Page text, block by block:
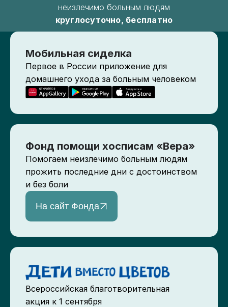
неизлечимо больным людям
круглосуточно, бесплатно
Мобильная сиделка
Первое в России приложение для
домашнего ухода за больным человеком
Фонд помощи хосписам «Вера»
Помогаем неизлечимо больным людям
прожить последние дни с достоинством
и без боли
На сайт Фонда
Всероссийская благотворительная
акция к 1 сентября